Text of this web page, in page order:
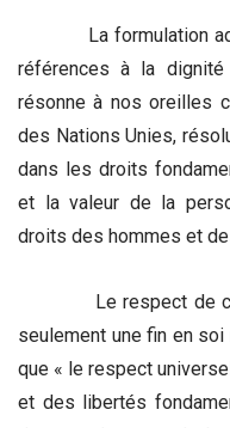
La formulation
références à la
résonne à nos oreilles
des Nations Unies,
dans les droits
et la valeur de la
droits des hommes et
Le respect de ces
seulement une fin en soi
que « le respect
et des libertés